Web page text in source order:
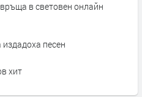
в световен онлайн
песен
хит